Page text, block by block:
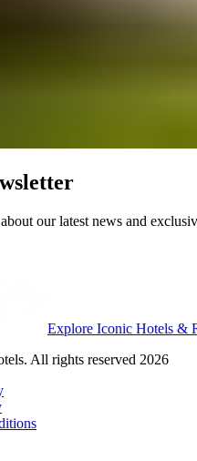
our latest news and
Explore Iconic Hotels &
All rights reserved 2026